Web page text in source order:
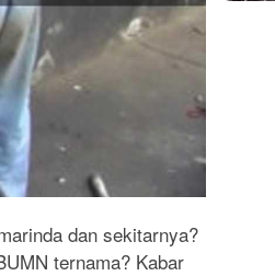
dan sekitarnya?
ternama? Kabar